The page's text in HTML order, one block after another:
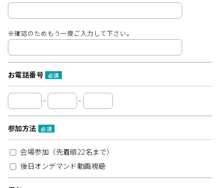
※確認のためもう一度ご入力して下さい。
お電話番号 必須
- -
参加方法 必須
会場参加（先着順22名まで）
後日オンデマンド動画視聴